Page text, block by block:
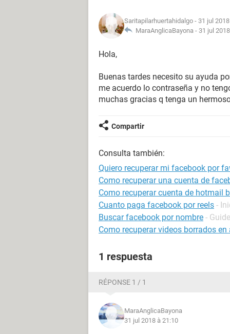
Saritapilarhuertahidalgo - 31 jul
MaraAnglicaBayona - 31 jul
Hola,
Buenas tardes necesito su ayuda
me acuerdo lo contraseña y no
muchas gracias q tenga un
Compartir
Consulta también:
Quiero recuperar mi facebook por
Como recuperar una cuenta de
Como recuperar cuenta de hotmail
Cuanto paga facebook por reels -
Buscar facebook por nombre - Guide
Como recuperar videos borrados en
1 respuesta
RÉPONSE 1 / 1
MaraAnglicaBayona
31 jul 2018 à 21:10